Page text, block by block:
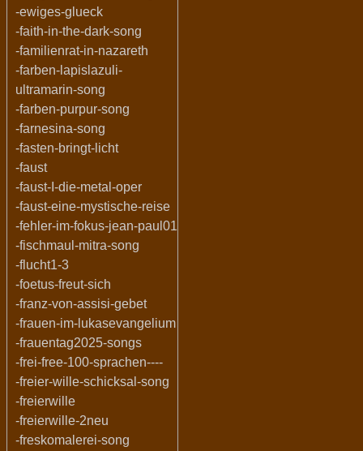
-ewiges-glueck
-faith-in-the-dark-song
-familienrat-in-nazareth
-farben-lapislazuli-
ultramarin-song
-farben-purpur-song
-farnesina-song
-fasten-bringt-licht
-faust
-faust-I-die-metal-oper
-faust-eine-mystische-reise
-fehler-im-fokus-jean-paul01
-fischmaul-mitra-song
-flucht1-3
-foetus-freut-sich
-franz-von-assisi-gebet
-frauen-im-lukasevangelium
-frauentag2025-songs
-frei-free-100-sprachen----
-freier-wille-schicksal-song
-freierwille
-freierwille-2neu
-freskomalerei-song